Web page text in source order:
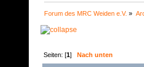
Forum des MRC Weiden e.V. »
Seiten: [1]Nach unten